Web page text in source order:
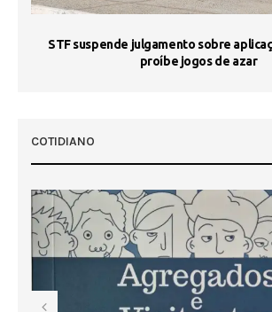
STF suspende julgamento sobre
proíbe jogos de azar
COTIDIANO